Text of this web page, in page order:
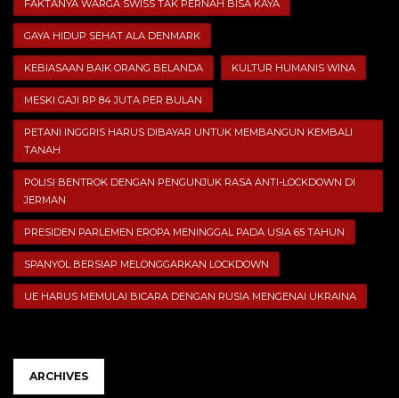
FAKTANYA WARGA SWISS TAK PERNAH BISA KAYA
GAYA HIDUP SEHAT ALA DENMARK
KEBIASAAN BAIK ORANG BELANDA KULTUR HUMANIS WINA
MESKI GAJI RP 84 JUTA PER BULAN
PETANI INGGRIS HARUS DIBAYAR UNTUK MEMBANGUN KEMBALI
TANAH
POLISI BENTROK DENGAN PENGUNJUK RASA ANTI-LOCKDOWN DI
JERMAN
PRESIDEN PARLEMEN EROPA MENINGGAL PADA USIA 65 TAHUN
SPANYOL BERSIAP MELONGGARKAN LOCKDOWN
UE HARUS MEMULAI BICARA DENGAN RUSIA MENGENAI UKRAINA
ARCHIVES